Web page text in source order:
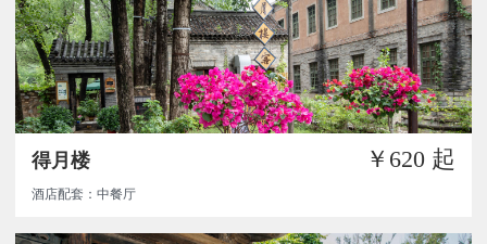
得月楼 ￥620 起
酒店配套：中餐厅